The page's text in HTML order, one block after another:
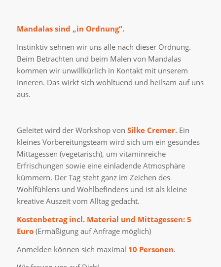
Mandalas sind „in Ordnung“.
Instinktiv sehnen wir uns alle nach dieser Ordnung.
Beim Betrachten und beim Malen von Mandalas
kommen wir unwillkürlich in Kontakt mit unserem
Inneren. Das wirkt sich wohltuend und heilsam auf uns
aus.
Geleitet wird der Workshop von Silke Cremer. Ein
kleines Vorbereitungsteam wird sich um ein gesundes
Mittagessen (vegetarisch), um vitaminreiche
Erfrischungen sowie eine einladende Atmosphäre
kümmern. Der Tag steht ganz im Zeichen des
Wohlfühlens und Wohlbefindens und ist als kleine
kreative Auszeit vom Alltag gedacht.
Kostenbetrag incl. Material und Mittagessen: 5
Euro(Ermäßigung auf Anfrage möglich)
Anmelden können sich maximal 10 Personen.